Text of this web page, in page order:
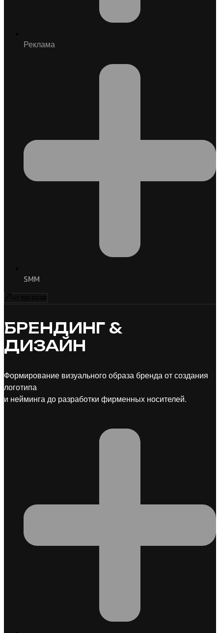
Реклама
SMM
БРЕНДИНГ &
ДИЗАЙН
Формирование визуального образа бренда от создания
логотипа
и нейминга до разработки фирменных носителей.